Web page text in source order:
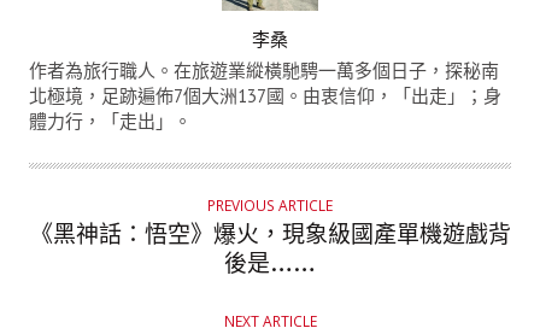
U
T
H
李桑
作者為旅行職人。在旅遊業縱橫馳騁一萬多個日子，探秘南
北極境，足跡遍佈7個大洲137國。由衷信仰，「出走」；身
體力行，「走出」。
PREVIOUS ARTICLE
《黑神話：悟空》爆火，現象級國產單機遊戲背
後是……
NEXT ARTICLE